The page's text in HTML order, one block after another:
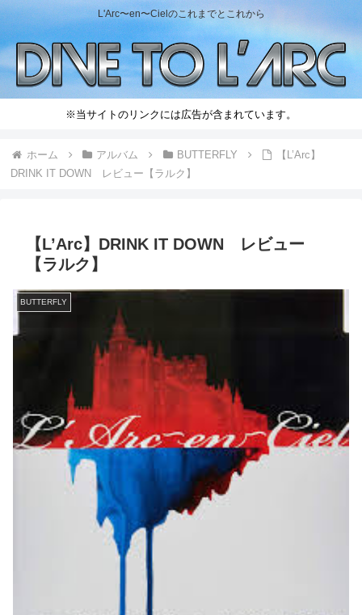
L'Arc〜en〜Cielのこれまでとこれから
※当サイトのリンクには広告が含まれています。
ホーム アルバム BUTTERFLY
【L’Arc】
DRINK IT DOWN レビュー【ラルク】
【L’Arc】DRINK IT DOWN レビュー
【ラルク】
BUTTERFLY